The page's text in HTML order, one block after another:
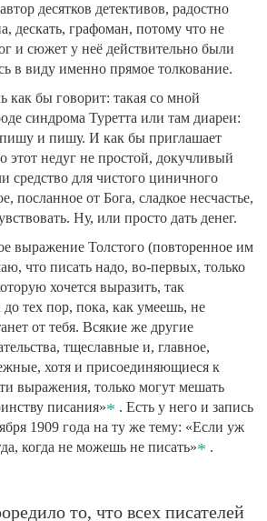
десятков детективов, радостно
дескать, графоман, потому что не
и сюжет у неё действительно были
в виду именно прямое толкование.
как бы говорит: такая со мной
синдрома Туретта или там диареи:
пишу и пишу. И как бы приглашает
этот недуг не простой, докучливый
средство для чистого циничного
посланное от Бога, сладкое несчастье,
Ну, или просто дать денег.
выражение Толстого (повторенное им
что писать надо, во-первых, только
хочется выразить, так
до тех пор, пока, как умеешь, не
от тебя. Всякие же другие
тщеславные и, главное,
хотя и присоединяющиеся к
выражения, только могут мешать
писания»
. Есть у него и запись
1909 года на ту же тему: «Если уж
когда не можешь не писать»
.
то, что всех писателей